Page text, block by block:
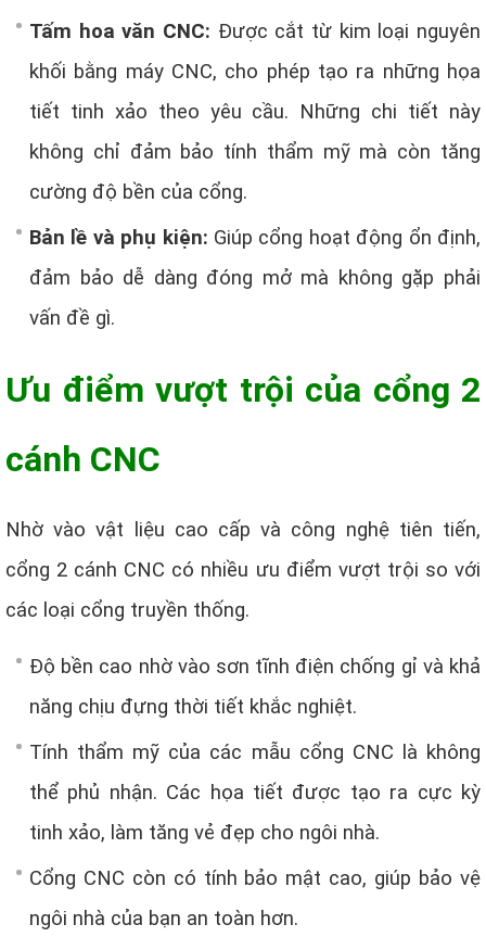
Tấm hoa văn CNC: Được cắt từ kim loại nguyên
khối bằng máy CNC, cho phép tạo ra những họa
tiết tinh xảo theo yêu cầu. Những chi tiết này
không chỉ đảm bảo tính thẩm mỹ mà còn tăng
cường độ bền của cổng.
Bản lề và phụ kiện: Giúp cổng hoạt động ổn định,
đảm bảo dễ dàng đóng mở mà không gặp phải
vấn đề gì.
Ưu điểm vượt trội của cổng 2
cánh CNC
Nhờ vào vật liệu cao cấp và công nghệ tiên tiến,
cổng 2 cánh CNC có nhiều ưu điểm vượt trội so với
các loại cổng truyền thống.
Độ bền cao nhờ vào sơn tĩnh điện chống gỉ và khả
năng chịu đựng thời tiết khắc nghiệt.
Tính thẩm mỹ của các mẫu cổng CNC là không
thể phủ nhận. Các họa tiết được tạo ra cực kỳ
tinh xảo, làm tăng vẻ đẹp cho ngôi nhà.
Cổng CNC còn có tính bảo mật cao, giúp bảo vệ
ngôi nhà của bạn an toàn hơn.